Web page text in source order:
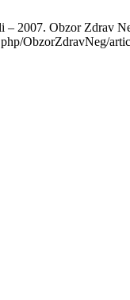
2007. Obzor Zdrav
ObzorZdravNeg/